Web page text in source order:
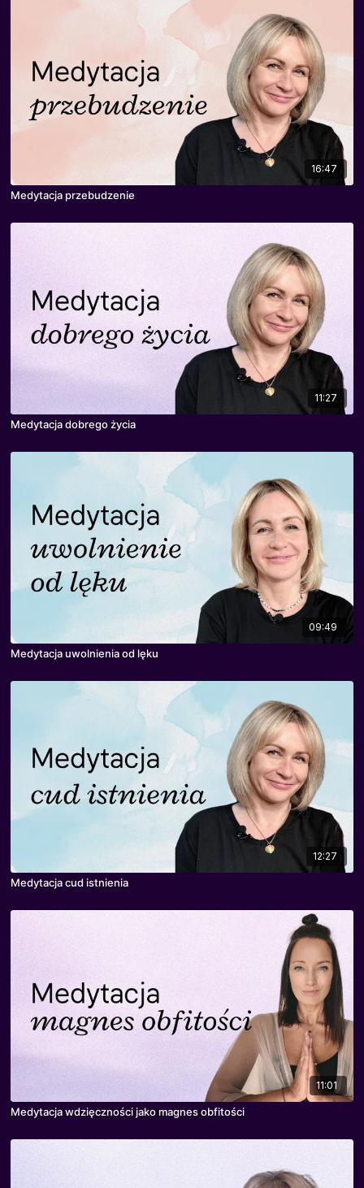
16:47
Medytacja przebudzenie
11:27
Medytacja dobrego życia
09:49
Medytacja uwolnienia od lęku
12:27
Medytacja cud istnienia
11:01
Medytacja wdzięczności jako magnes obfitości